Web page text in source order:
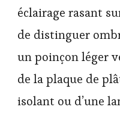
éclairage rasant
de distinguer
un poinçon léger
de la plaque de
isolant ou d’une